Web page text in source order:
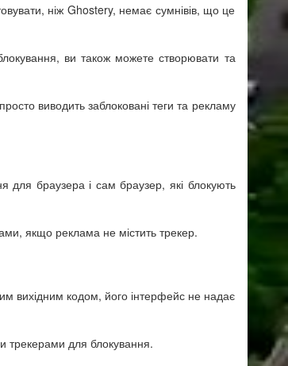
ніж Ghostery, немає сумнівів, що це
ви також можете створювати та
виводить заблоковані теги та рекламу
для браузера і сам браузер, які блокують
якщо реклама не містить трекер.
вихідним кодом, його інтерфейс не надає
трекерами для блокування.